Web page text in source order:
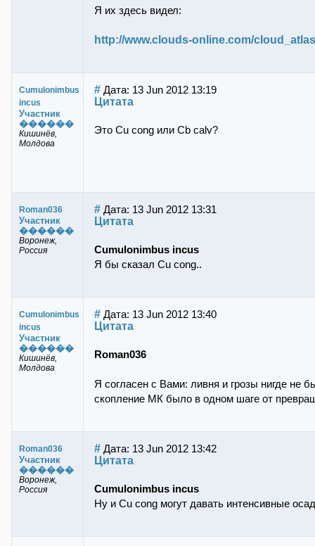
Я их здесь видел:
http://www.clouds-online.com/
Cumulonimbus
incus
Участник
������
Кишинёв,
Молдова
# Дата: 13 Jun 2012 13:19
Цитата
Это Cu cong или Cb calv?
Roman036
Участник
������
Воронеж,
Россия
# Дата: 13 Jun 2012 13:31
Цитата
Cumulonimbus incus
Я бы сказал Cu cong..
Cumulonimbus
incus
Участник
������
Кишинёв,
Молдова
# Дата: 13 Jun 2012 13:40
Цитата
Roman036
Я согласен с Вами: ливня и грозы нигде не
скопление МК было в одном шаге от
Roman036
Участник
������
Воронеж,
Россия
# Дата: 13 Jun 2012 13:42
Цитата
Cumulonimbus incus
Ну и Cu cong могут давать интенсивные